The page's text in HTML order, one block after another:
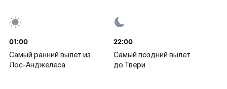
01:00
Самый ранний вылет из
Лос-Анджелеса
22:00
Самый поздний вылет
до Твери